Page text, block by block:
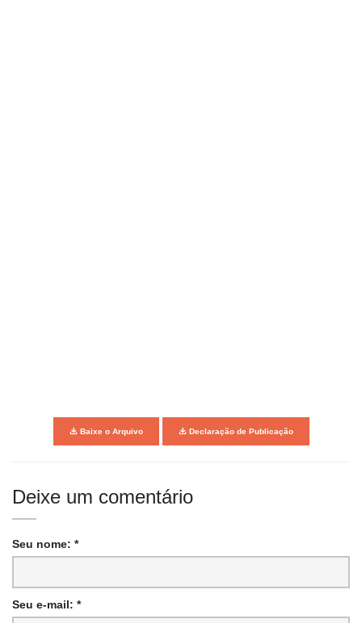
Baixe o Arquivo Declaração de Publicação
Deixe um comentário
Seu nome: *
Seu e-mail: *